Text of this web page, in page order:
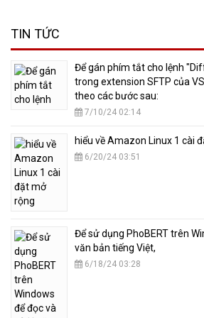
TIN TỨC
​Để gán phím tắt cho lệnh
trong extension SFTP của
theo các bước sau:
7/10/24 02:14
hiểu về Amazon Linux 1 cài
6/20/24 03:51
​Để sử dụng PhoBERT trên
văn bản tiếng Việt,
6/18/24 03:28